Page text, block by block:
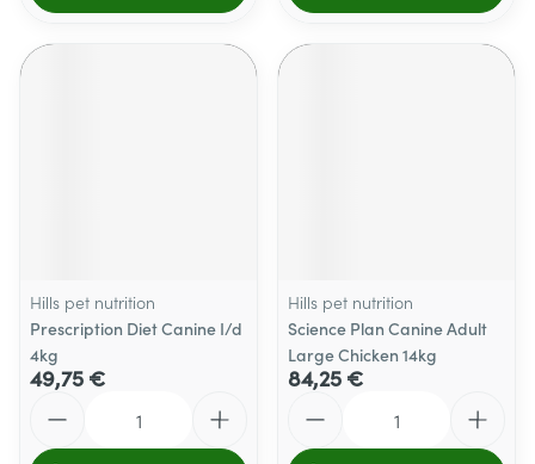
Hills pet nutrition
Prescription Diet Canine I/d
4kg
49,75 €
Hills pet nutrition
Science Plan Canine Adult
Large Chicken 14kg
84,25 €